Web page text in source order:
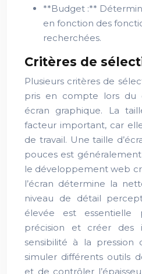
**Budget :**
en fonction des
recherchées.
Critères de
Plusieurs critères de
pris en compte lors du
écran graphique. La
facteur important, car
de travail. Une taille
pouces est
le développement web
l’écran détermine la
niveau de détail
élevée est essentielle
précision et créer des
sensibilité à la
simuler différents outils
et de contrôler